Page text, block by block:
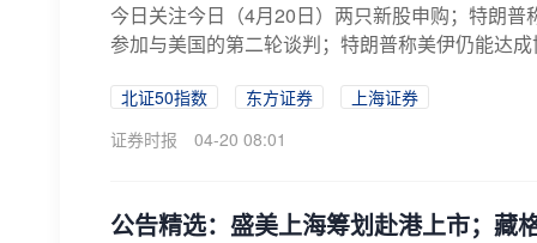
今日关注今日（4月20日）两只新股申购；特朗
参加与美国的第二轮谈判；特朗普称美伊仍能达
北证50指数 东方证券
上海证券
证券时报
04-20 08:01
公告精选：盛美上海筹划赴港上市；藏